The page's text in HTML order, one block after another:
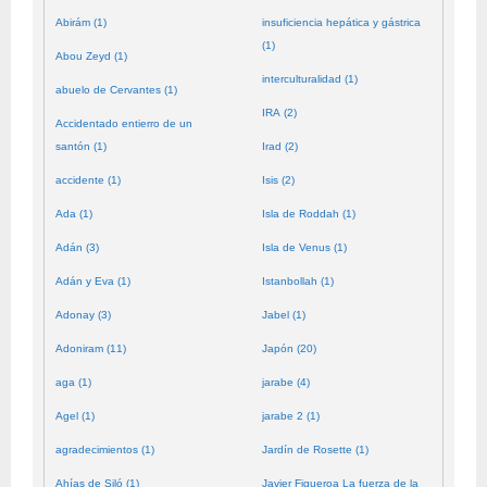
Abirám (1)
Abou Zeyd (1)
abuelo de Cervantes (1)
Accidentado entierro de un
santón (1)
accidente (1)
Ada (1)
Adán (3)
Adán y Eva (1)
Adonay (3)
Adoniram (11)
aga (1)
Agel (1)
agradecimientos (1)
Ahías de Siló (1)
insuficiencia hepática y gástrica
(1)
interculturalidad (1)
IRA (2)
Irad (2)
Isis (2)
Isla de Roddah (1)
Isla de Venus (1)
Istanbollah (1)
Jabel (1)
Japón (20)
jarabe (4)
jarabe 2 (1)
Jardín de Rosette (1)
Javier Figueroa La fuerza de la